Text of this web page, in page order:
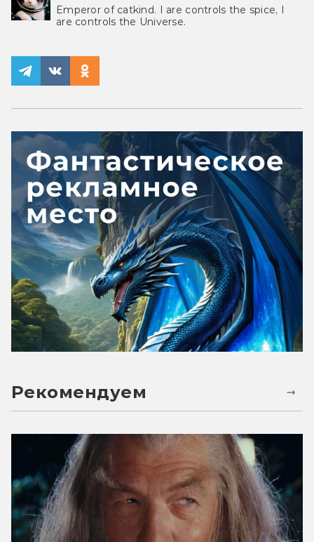
Emperor of catkind. I are controls the spice, I
are controls the Universe.
Рекомендуем